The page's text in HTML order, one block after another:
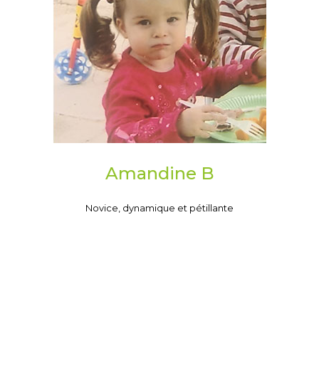
Amandine B
Novice, dynamique et pétillante